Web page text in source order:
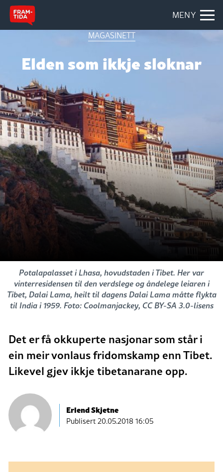
MENY
MAGASINETT
Elden som ikkje sloknar
Potalapalasset i Lhasa, hovudstaden i Tibet. Her var
vinterresidensen til den verdslege og åndelege leiaren i
Tibet, Dalai Lama, heilt til dagens Dalai Lama måtte flykta
til India i 1959. Foto: Coolmanjackey, CC BY-SA 3.0-lisens
Det er få okkuperte nasjonar som står i
ein meir vonlaus fridomskamp enn Tibet.
Likevel gjev ikkje tibetanarane opp.
Erlend Skjetne
Publisert20.05.2018 16:05